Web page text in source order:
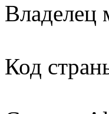
Владелец
Код